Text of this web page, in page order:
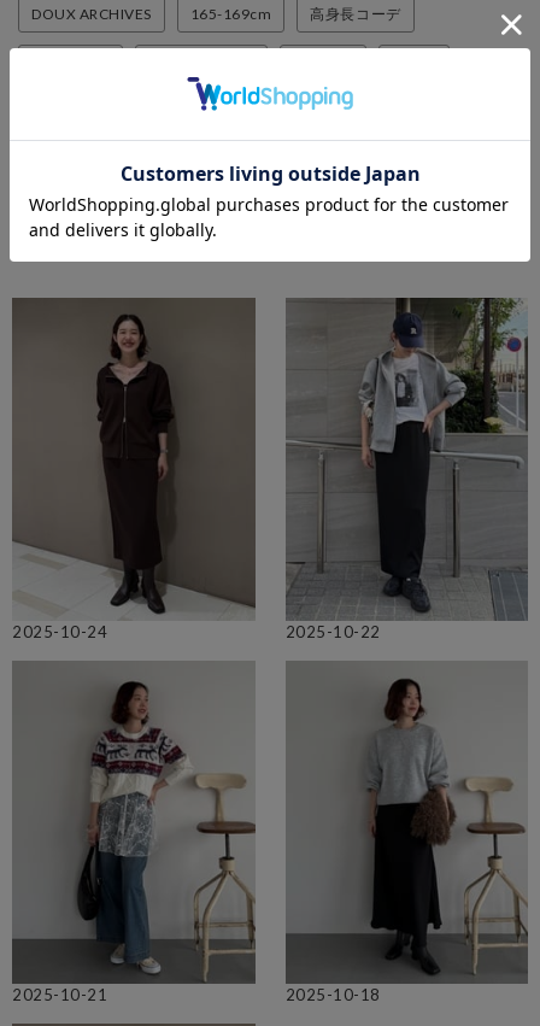
DOUX ARCHIVES 165-169cm 高身長コーデ
フーディーロングトレンチコート
HIKARIのスタイリング
2025-10-24 2025-10-22
2025-10-21 2025-10-18